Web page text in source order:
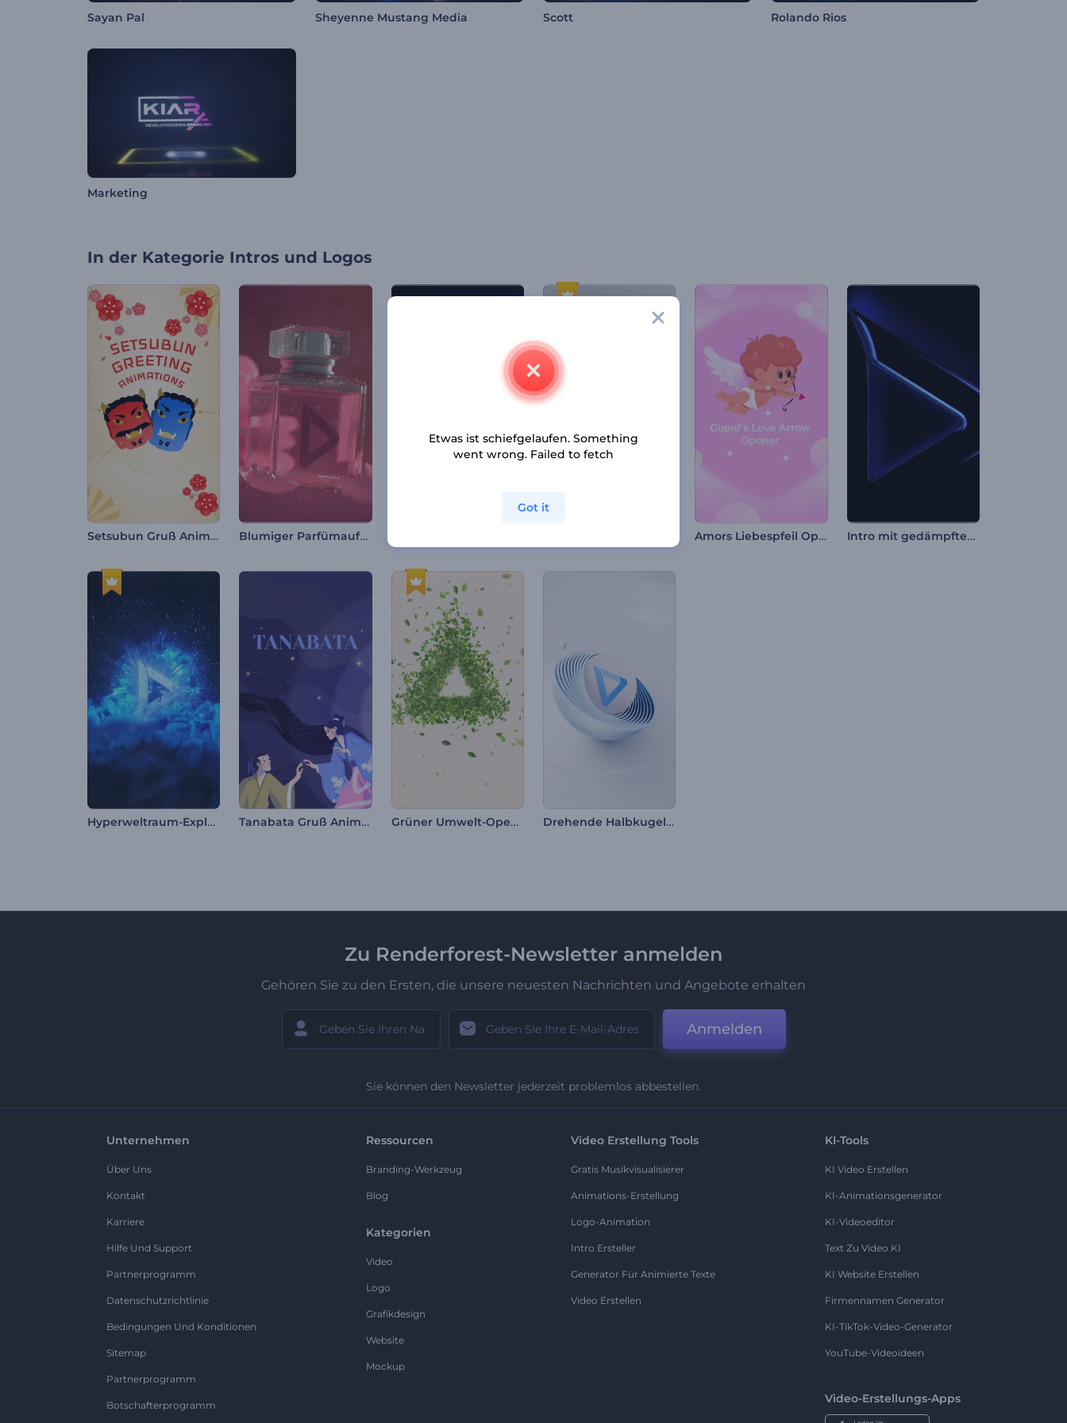
Sayan Pal Sheyenne Mustang Media Scott Rolando Rios
Marketing
In der Kategorie Intros und Logos
Setsubun Gruß Animationen Blumiger Parfümauftakt Amors Liebespfeil Opener Intro mit gedämpftem Licht
Hyperweltraum-Explosionslogo Tanabata Gruß Animation Grüner Umwelt-Opener Drehende Halbkugel Logo-Reveal
Zu Renderforest-Newsletter anmelden
Gehören Sie zu den Ersten, die unsere neuesten Nachrichten und Angebote erhalten
Anmelden
Sie können den Newsletter jederzeit problemlos abbestellen.
Unternehmen
Über Uns
Kontakt
Karriere
Hilfe Und Support
Partnerprogramm
Datenschutzrichtlinie
Bedingungen Und Konditionen
Sitemap
Partnerprogramm
Botschafterprogramm
Ressourcen
Branding-Werkzeug
Blog
Kategorien
Video
Logo
Grafikdesign
Website
Mockup
Video Erstellung Tools
Gratis Musikvisualisierer
Animations-Erstellung
Logo-Animation
Intro Ersteller
Generator Für Animierte Texte
Video Erstellen
KI-Tools
KI Video Erstellen
KI-Animationsgenerator
KI-Videoeditor
Text Zu Video KI
KI Website Erstellen
Firmennamen Generator
KI-TikTok-Video-Generator
YouTube-Videoideen
Video-Erstellungs-Apps
Etwas ist schiefgelaufen. Something
went wrong. Failed to fetch
Got it